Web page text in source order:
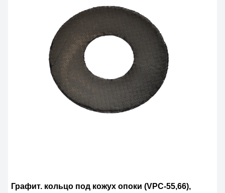
Графит. кольцо под кожух опоки (VPC-55,66),